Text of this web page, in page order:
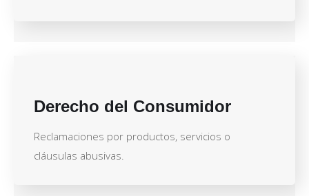
Derecho del Consumidor
Reclamaciones por productos, servicios o
cláusulas abusivas.